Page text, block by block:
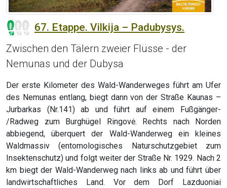
67. Etappe. Vilkija – Padubysys.
Zwischen den Tälern zweier Flüsse - der
Nemunas und der Dubysa
Der erste Kilometer des Wald-Wanderweges führt am Ufer
des Nemunas entlang, biegt dann von der Straße Kaunas –
Jurbarkas (Nr.141) ab und führt auf einem Fußgänger-
/Radweg zum Burghügel Ringovė. Rechts nach Norden
abbiegend, überquert der Wald-Wanderweg ein kleines
Waldmassiv (entomologisches Naturschutzgebiet zum
Insektenschutz) und folgt weiter der Straße Nr. 1929. Nach 2
km biegt der Wald-Wanderweg nach links ab und führt über
landwirtschaftliches Land. Vor dem Dorf Lazduoniai